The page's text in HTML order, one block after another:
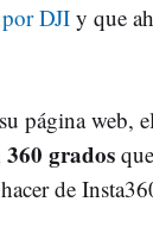
DJI y que
página web,
grados
de